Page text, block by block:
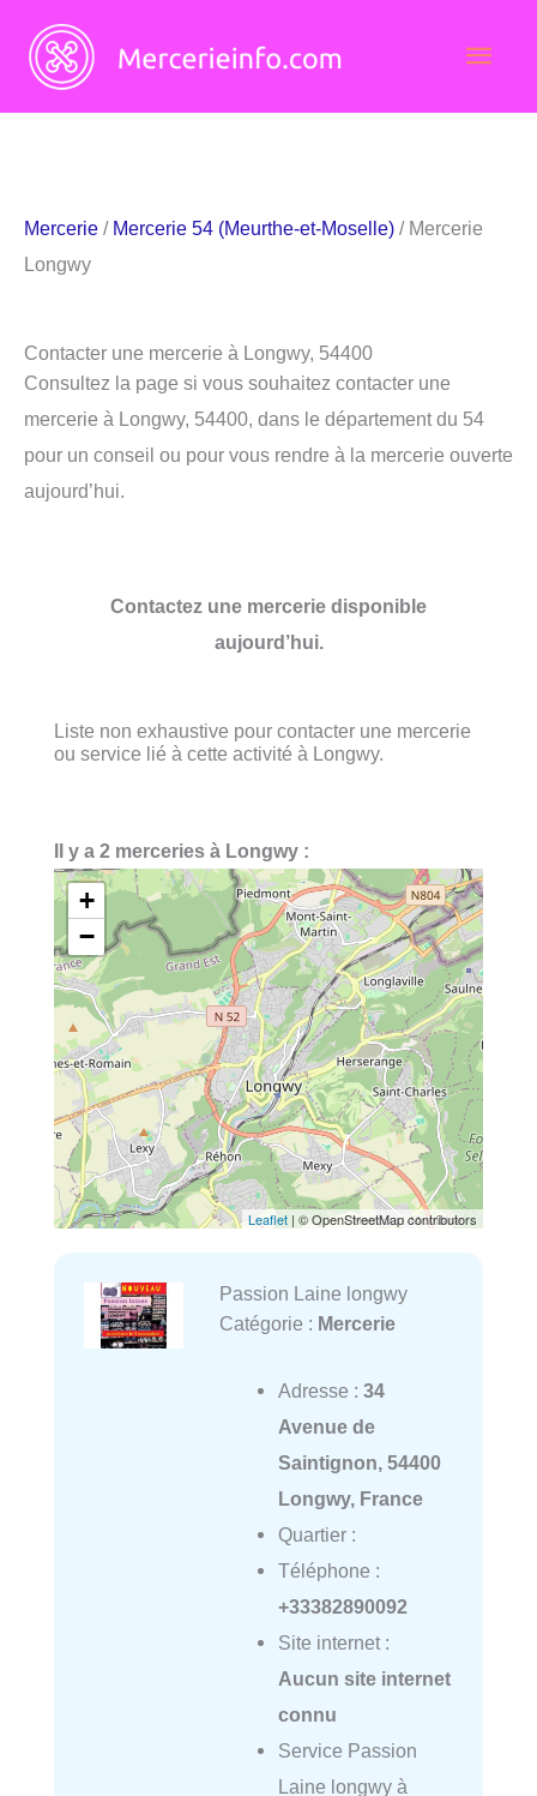
contenu
Mercerie / Mercerie 54 (Meurthe-et-Moselle) / Mercerie
Longwy
Contacter une mercerie à Longwy, 54400
Consultez la page si vous souhaitez contacter une
mercerie à Longwy, 54400, dans le département du 54
pour un conseil ou pour vous rendre à la mercerie ouverte
aujourd’hui.
Contactez une mercerie disponible
aujourd’hui.
Liste non exhaustive pour contacter une mercerie
ou service lié à cette activité à Longwy.
Il y a 2 merceries à Longwy :
+
−
Leaflet | © OpenStreetMap contributors
Passion Laine longwy
Catégorie : Mercerie
Adresse : 34
Avenue de
Saintignon, 54400
Longwy, France
Quartier :
Téléphone :
+33382890092
Site internet :
Aucun site internet
connu
Service Passion
Laine longwy à